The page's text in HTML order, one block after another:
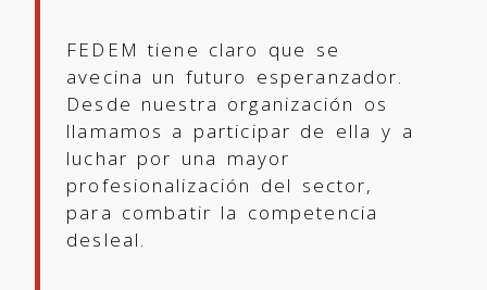
FEDEM tiene claro que se
avecina un futuro esperanzador.
Desde nuestra organización os
llamamos a participar de ella y a
luchar por una mayor
profesionalización del sector,
para combatir la competencia
desleal.